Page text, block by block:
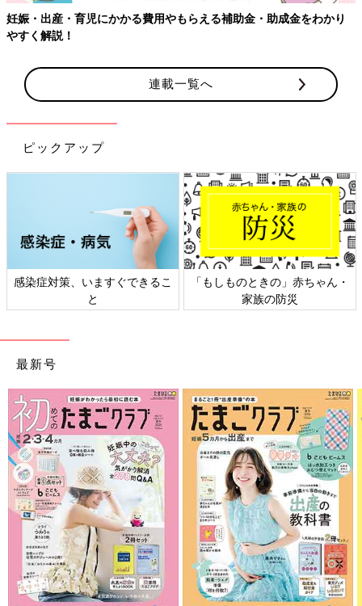
妊娠・出産・育児にかかる費用やもらえる補助金・助成金をわかり
やすく解説！
連載一覧へ
ピックアップ
感染症対策、いますぐできるこ
と
「もしものときの」赤ちゃん・
家族の防災
最新号